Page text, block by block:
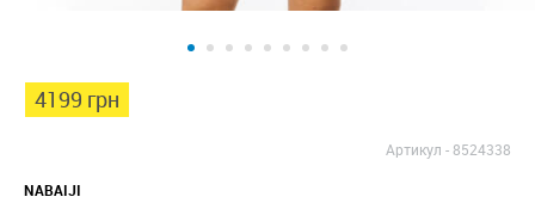
4199 грн
Артикул -8524338
NABAIJI